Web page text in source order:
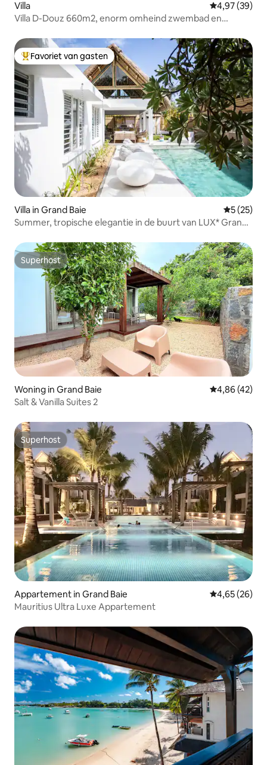
Villa Gemiddelde
4,97 (39)
Villa D-Douz 660m2, enorm omheind zwembad en
Topfavoriet van gasten
Favoriet van gasten
Villa in Grand Baie
5 (25)
Summer, tropische elegantie in de buurt van LUX* Grand
Superhost
Superhost
Woning in Grand Baie Gemiddelde
4,86 (42)
Salt & Vanilla Suites 2
Superhost
Superhost
Appartement in Grand Baie Gemiddelde
4,65 (26)
Mauritius Ultra Luxe Appartement